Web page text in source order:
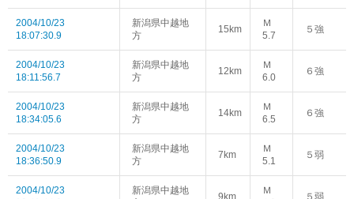
2004/10/23
18:07:30.9
新潟県中越地
方
15km
Ｍ
5.7
５強
2004/10/23
18:11:56.7
新潟県中越地
方
12km
Ｍ
6.0
６強
2004/10/23
18:34:05.6
新潟県中越地
方
14km
Ｍ
6.5
６強
2004/10/23
18:36:50.9
新潟県中越地
方
7km
Ｍ
5.1
５弱
2004/10/23
新潟県中越地
9km
Ｍ
５弱